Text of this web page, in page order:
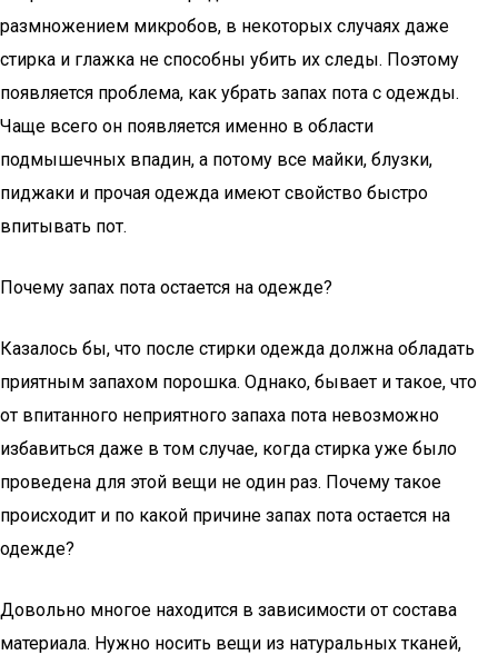
размножением микробов, в некоторых случаях даже
стирка и глажка не способны убить их следы. Поэтому
появляется проблема, как убрать запах пота с одежды.
Чаще всего он появляется именно в области
подмышечных впадин, а потому все майки, блузки,
пиджаки и прочая одежда имеют свойство быстро
впитывать пот.
Почему запах пота остается на одежде?
Казалось бы, что после стирки одежда должна обладать
приятным запахом порошка. Однако, бывает и такое, что
от впитанного неприятного запаха пота невозможно
избавиться даже в том случае, когда стирка уже было
проведена для этой вещи не один раз. Почему такое
происходит и по какой причине запах пота остается на
одежде?
Довольно многое находится в зависимости от состава
материала. Нужно носить вещи из натуральных тканей,